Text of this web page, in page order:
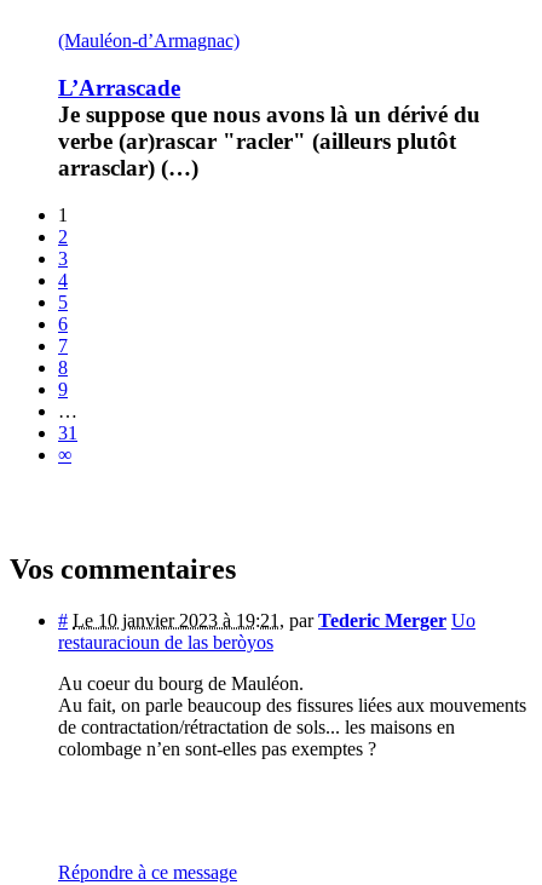
(Mauléon-d’Armagnac)
L’Arrascade
Je suppose que nous avons là un dérivé du
verbe (ar)rascar "racler" (ailleurs plutôt
arrasclar) (…)
1
2
3
4
5
6
7
8
9
…
31
∞
Vos commentaires
# Le 10 janvier 2023 à 19:21 , parTederic Merger Uo
restauracioun de las beròyos
Au coeur du bourg de Mauléon.
Au fait, on parle beaucoup des fissures liées aux mouvements
de contractation/rétractation de sols... les maisons en
colombage n’en sont-elles pas exemptes ?
Répondre à ce message